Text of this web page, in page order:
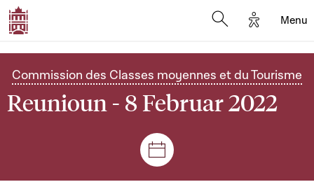
Options
Menu
Commission des Classes moyennes et du Tourisme
Reunioun - 8 Februar 2022
Sëtzungen a Reuniounen